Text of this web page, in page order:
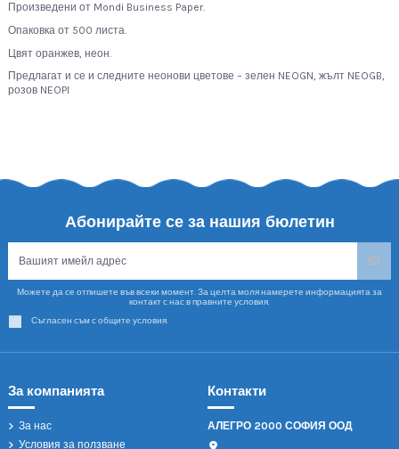
Произведени от Mondi Business Paper.
Опаковка от 500 листа.
Цвят оранжев, неон.
Предлагат и се и следните неонови цветове – зелен NEOGN, жълт NEOGB,
розов NEOPI
Абонирайте се за нашия бюлетин
Можете да се отпишете във всеки момент. За целта моля намерете информацията за
контакт с нас в правните условия.
Съгласен съм с общите условия.
За компанията
За нас
Условия за ползване
Контакти
АЛЕГРО 2000 СОФИЯ ООД